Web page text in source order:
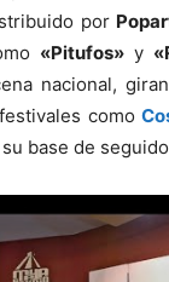
por
«Pitufos»y
nacional,
como
base de